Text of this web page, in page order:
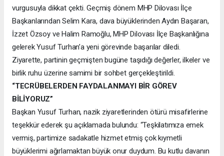
vurgusuyla dikkat çekti. Geçmiş dönem MHP Dilovası İlçe
Başkanlarından Selim Kara, dava büyüklerinden Aydın Başaran,
İzzet Özsoy ve Halim Ramoğlu, MHP Dilovası İlçe Başkanlığına
gelerek Yusuf Turhan’a yeni görevinde başarılar diledi.
Ziyarette, partinin geçmişten bugüne taşıdığı değerler, ilkeler ve
birlik ruhu üzerine samimi bir sohbet gerçekleştirildi.
“TECRÜBELERDEN FAYDALANMAYI BİR GÖREV
BİLİYORUZ”
Başkan Yusuf Turhan, nazik ziyaretlerinden ötürü misafirlerine
teşekkür ederek şu açıklamada bulundu: “Teşkilatımıza emek
vermiş, partimize sadakatle hizmet etmiş çok kıymetli
büyüklerimi ağırlamaktan büyük onur duydum. Bu kutlu davanın